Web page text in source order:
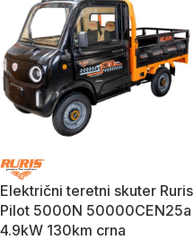
Električni teretni skuter Ruris
Pilot 5000N 50000CEN25a
4.9kW 130km crna